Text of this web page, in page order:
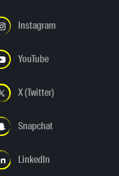
Instagram
YouTube
X (Twitter)
Snapchat
LinkedIn